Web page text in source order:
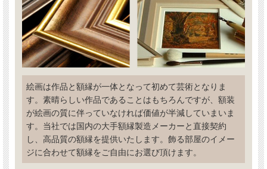
絵画は作品と額縁が一体となって初めて芸術となりま
す。素晴らしい作品であることはもちろんですが、額装
が絵画の質に伴っていなければ価値が半減していまいま
す。当社では国内の大手額縁製造メーカーと直接契約
し、高品質の額縁を提供いたします。飾る部屋のイメー
ジに合わせて額縁をご自由にお選び頂けます。